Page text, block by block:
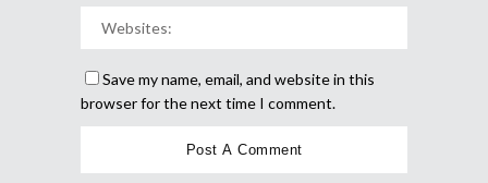
Save my name, email, and website in this
browser for the next time I comment.